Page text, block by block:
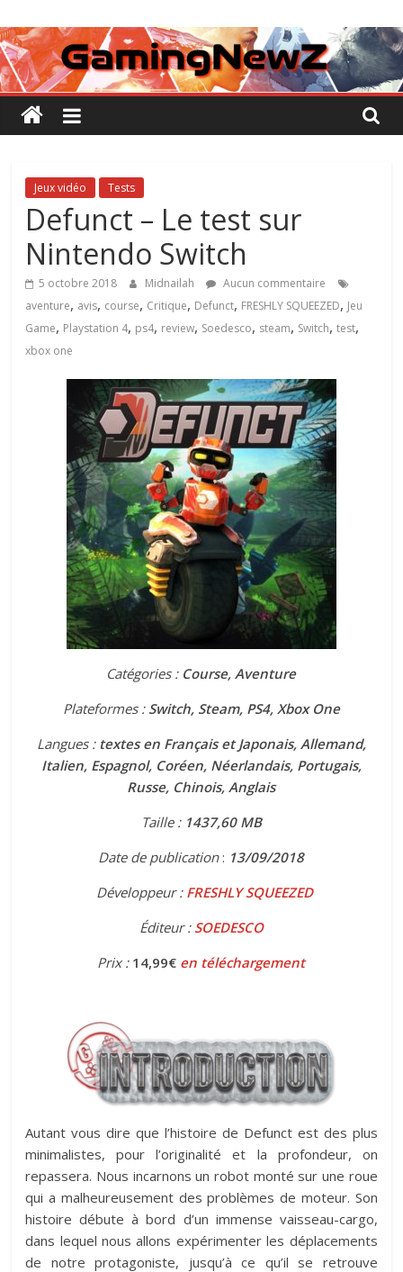
au
contenu
GamingNewZ
Tests
et
Actu
des
vidéo
Jeux vidéo Tests
Defunct – Le test sur
Nintendo Switch
5 octobre 2018 Midnailah
Aucun commentaire
aventure, avis, course, Critique, Defunct, FRESHLY SQUEEZED, Jeu
Game, Playstation 4, ps4, review, Soedesco, steam, Switch,test,
xbox one
Catégories : Course, Aventure
Plateformes : Switch, Steam, PS4, Xbox One
Langues : textes en Français et Japonais, Allemand,
Italien, Espagnol, Coréen, Néerlandais, Portugais,
Russe, Chinois, Anglais
Taille : 1437,60MB
Date de publication: 13/09/2018
Développeur : FRESHLY SQUEEZED
Éditeur : SOEDESCO
Prix : 14,99€ en téléchargement
Autant vous dire que l’histoire de Defunct est des plus
minimalistes, pour l’originalité et la profondeur, on
repassera. Nous incarnons un robot monté sur une roue
qui a malheureusement des problèmes de moteur. Son
histoire débute à bord d’un immense vaisseau-cargo,
dans lequel nous allons expérimenter les déplacements
de notre protagoniste, jusqu’à ce qu’il se retrouve